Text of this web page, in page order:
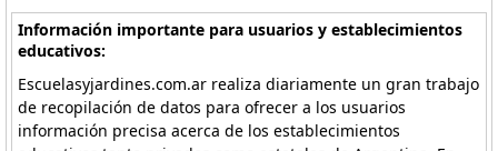
Información importante para usuarios y establecimientos
educativos:
Escuelasyjardines.com.ar realiza diariamente un gran trabajo
de recopilación de datos para ofrecer a los usuarios
información precisa acerca de los establecimientos